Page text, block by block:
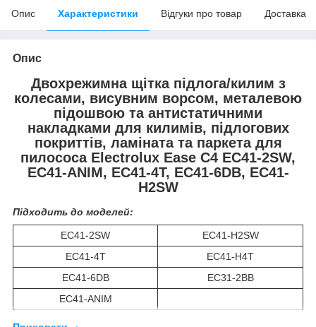
Опис Характеристики Відгуки про товар Доставка
Опис
Двохрежимна щітка підлога/килим з
колесами, висувним ворсом, металевою
підошвою та антистатичними
накладками для килимів, підлогових
покриттів, ламіната та паркета для
пилососа Electrolux Ease C4 EC41-2SW,
EC41-ANIM, EC41-4T, EC41-6DB, EC41-
H2SW
Підходить до моделей:
EC41-2SW
EC41-H2SW
EC41-4T
EC41-H4T
EC41-6DB
EC31-2BB
EC41-ANIM